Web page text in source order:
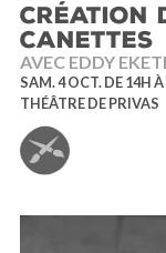
CRÉATION
CANETTES
AVEC EDDY
SAM. 4 OCT. DE 14H
THÉÂTRE DE PRIVAS